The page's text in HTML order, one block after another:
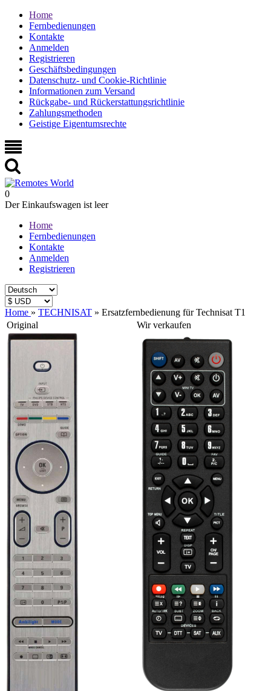
Home
Fernbedienungen
Kontakte
Anmelden
Registrieren
Geschäftsbedingungen
Datenschutz- und Cookie-Richtlinie
Informationen zum Versand
Rückgabe- und Rückerstattungsrichtlinie
Zahlungsmethoden
Geistige Eigentumsrechte
0
Der Einkaufswagen ist leer
Home
Fernbedienungen
Kontakte
Anmelden
Registrieren
Home » TECHNISAT » Ersatzfernbedienung für Technisat T1
Original
Wir verkaufen